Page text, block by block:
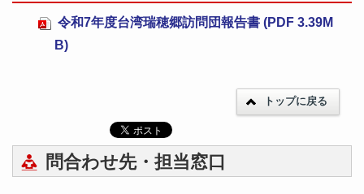
令和7年度台湾瑞穂郷訪問団報告書 (PDF 3.39M
B)
トップに戻る
問合わせ先・担当窓口